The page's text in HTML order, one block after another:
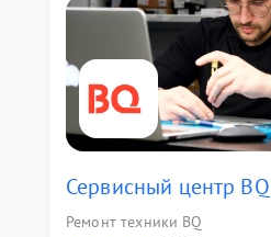
Сервисный центр BQ
Ремонт техники BQ